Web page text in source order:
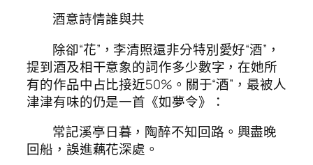
酒意詩情誰與共
除卻“花”，李清照還非分特別愛好“酒”，
提到酒及相干意象的詞作多少數字，在她所
有的作品中占比接近50%。關于“酒”，最被人
津津有味的仍是一首《如夢令》：
常記溪亭日暮，陶醉不知回路。興盡晚
回船，誤進藕花深處。